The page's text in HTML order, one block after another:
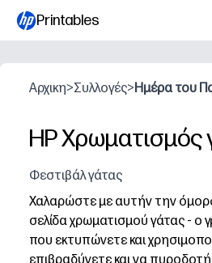
Printables
Αρχικη>Συλλογές>Ημέρα του
HP Χρωματισμός
Φεστιβάλ γάτας
Χαλαρώστε με αυτήν την
σελίδα χρωματισμού γάτας - ο
που εκτυπώνετε και